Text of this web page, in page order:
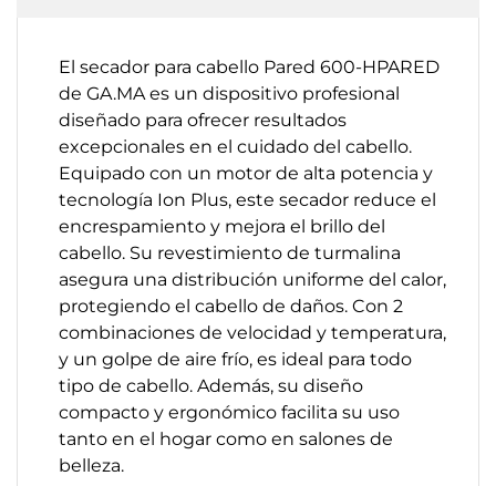
El secador para cabello Pared 600-HPARED
de GA.MA es un dispositivo profesional
diseñado para ofrecer resultados
excepcionales en el cuidado del cabello.
Equipado con un motor de alta potencia y
tecnología Ion Plus, este secador reduce el
encrespamiento y mejora el brillo del
cabello. Su revestimiento de turmalina
asegura una distribución uniforme del calor,
protegiendo el cabello de daños. Con 2
combinaciones de velocidad y temperatura,
y un golpe de aire frío, es ideal para todo
tipo de cabello. Además, su diseño
compacto y ergonómico facilita su uso
tanto en el hogar como en salones de
belleza.